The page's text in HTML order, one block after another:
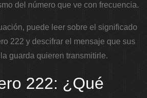
del número que ve con frecuencia.
puede leer sobre el significado
222 y descifrar el mensaje que sus
guarda quieren transmitirle.
222: ¿Qué